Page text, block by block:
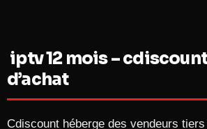
iptv 12 mois –
d’achat
Cdiscount héberge des vendeurs tiers